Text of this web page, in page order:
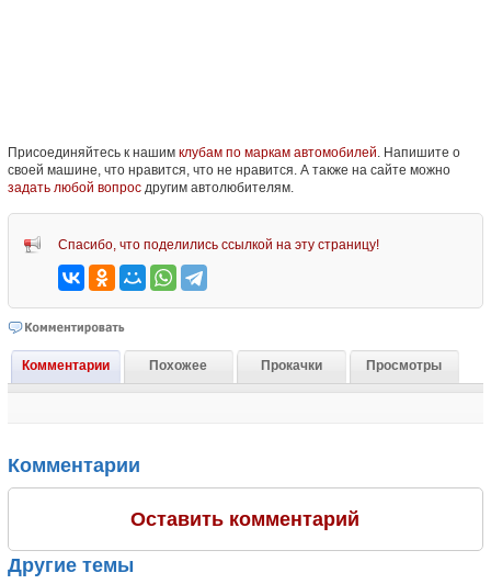
Присоединяйтесь к нашим клубам по маркам автомобилей. Напишите о
своей машине, что нравится, что не нравится. А также на сайте можно
задать любой вопросдругим автолюбителям.
Спасибо, что поделились ссылкой на эту страницу!
Комментарии Похожее Прокачки Просмотры
Комментарии
Оставить комментарий
Другие темы